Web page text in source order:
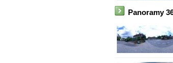
Panoramy